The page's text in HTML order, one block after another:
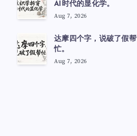
AI时代的显化学。
Aug 7, 2026
达摩四个字，说破了假帮
忙。
Aug 7, 2026